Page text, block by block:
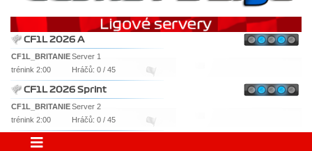
CF1L 2026 A
CF1L_BRITANIEServer 1
trénink 2:00
Hráčů: 0 / 45
CF1L 2026 Sprint
CF1L_BRITANIEServer 2
trénink 2:00
Hráčů: 0 / 45